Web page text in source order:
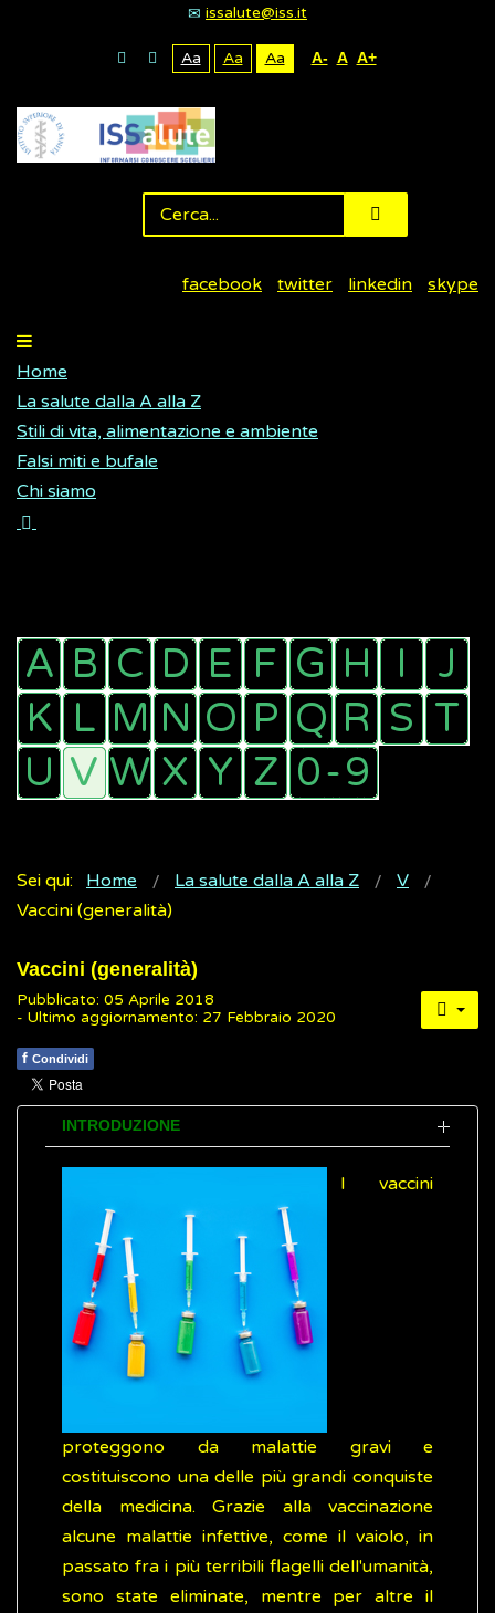
issalute@iss.it
Aa Aa Aa A- A A+
facebook twitter linkedin skype
Home
La salute dalla A alla Z
Stili di vita, alimentazione e ambiente
Falsi miti e bufale
Chi siamo
Sei qui: Home La salute dalla A alla Z
V
Vaccini (generalità)
Vaccini (generalità)
Pubblicato: 05 Aprile 2018
- Ultimo aggiornamento: 27 Febbraio 2020
f Condividi
INTRODUZIONE
I vaccini
proteggono da malattie gravi e
costituiscono una delle più grandi conquiste
della medicina. Grazie alla vaccinazione
alcune malattie infettive, come il vaiolo, in
passato fra i più terribili flagelli dell'umanità,
sono state eliminate, mentre per altre il